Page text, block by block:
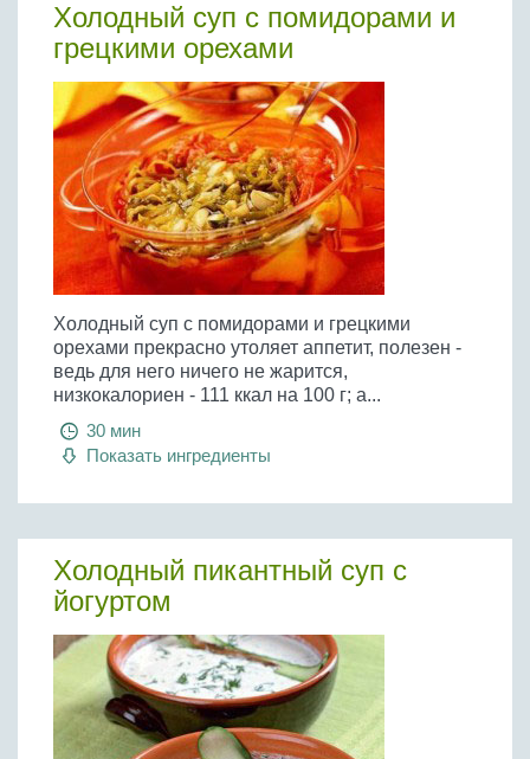
Холодный суп с помидорами и
грецкими орехами
Холодный суп с помидорами и грецкими
орехами прекрасно утоляет аппетит, полезен -
ведь для него ничего не жарится,
низкокалориен - 111 ккал на 100 г; а...
30 мин
Показать ингредиенты
Холодный пикантный суп с
йогуртом